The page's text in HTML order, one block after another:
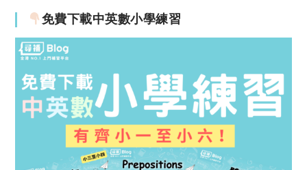
免費下載中英數小學練習